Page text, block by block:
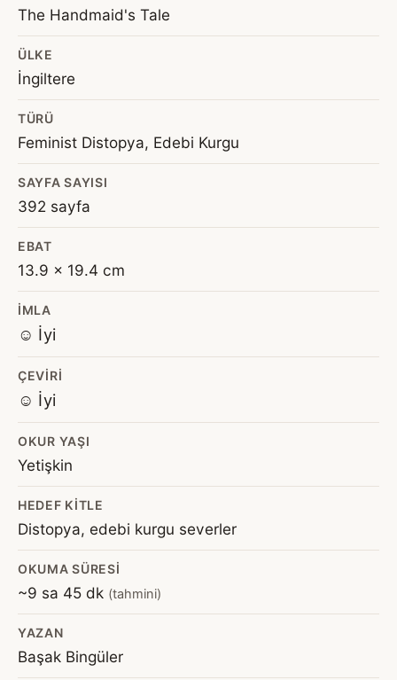
The Handmaid's Tale
ÜLKE
İngiltere
TÜRÜ
Feminist Distopya, Edebi Kurgu
SAYFA SAYISI
392 sayfa
EBAT
13.9 x 19.4 cm
İMLA
☺️ İyi
ÇEVIRI
☺️ İyi
OKUR YAŞI
Yetişkin
HEDEF KITLE
Distopya, edebi kurgu severler
OKUMA SÜRESI
~9 sa 45 dk (tahmini)
YAZAN
Başak Bingüler